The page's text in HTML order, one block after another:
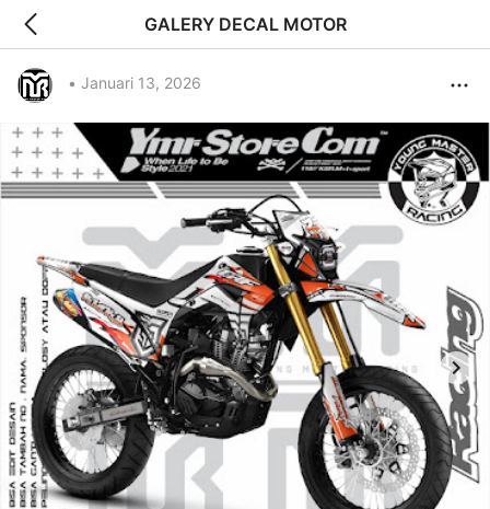
GALERY DECAL MOTOR
• Januari 13, 2026